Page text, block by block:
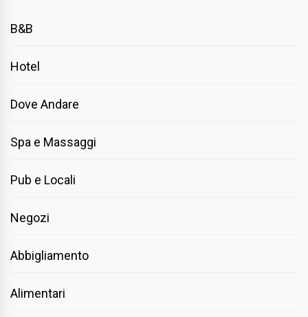
B&B
Hotel
Dove Andare
Spa e Massaggi
Pub e Locali
Negozi
Abbigliamento
Alimentari